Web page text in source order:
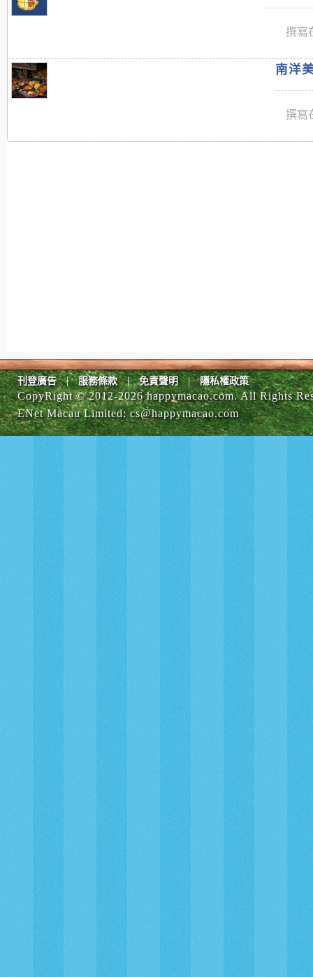
撰寫
南洋
撰寫
刊登廣告 | 服務條款 | 免責聲明 | 隱私權政策
CopyRight © 2012-2026 happymacao.com. All Rights
ENet Macau Limited:cs@happymacao.com